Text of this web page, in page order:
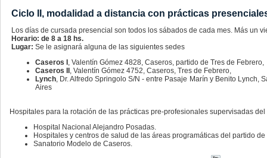
Ciclo II, modalidad a distancia con prácticas
Los días de cursada presencial son todos los sábados de cada mes. Más un
Horario: de 8 a 18 hs.
Lugar: Se le asignará alguna de las siguientes sedes
Caseros I , Valentín Gómez 4828, Caseros, partido de Tres de Febrero,
Caseros II , Valentín Gómez 4752, Caseros, Tres de Febrero,
Lynch, Dr. Alfredo Springolo S/N - entre Pasaje Marín y Benito Lynch,
Aires
Hospitales para la rotación de las prácticas pre-profesionales supervisadas
Hospital Nacional Alejandro Posadas.
Hospitales y centros de salud de las áreas programáticas del partido
Sanatorio Modelo de Caseros.